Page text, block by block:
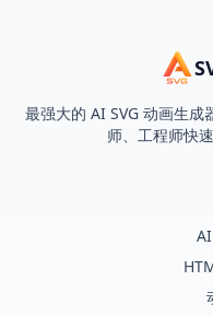
最强大的 AI SVG 动画生
师、工程师快